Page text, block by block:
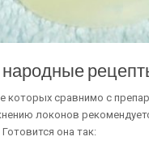
которых сравнимо с
локонов
она так: